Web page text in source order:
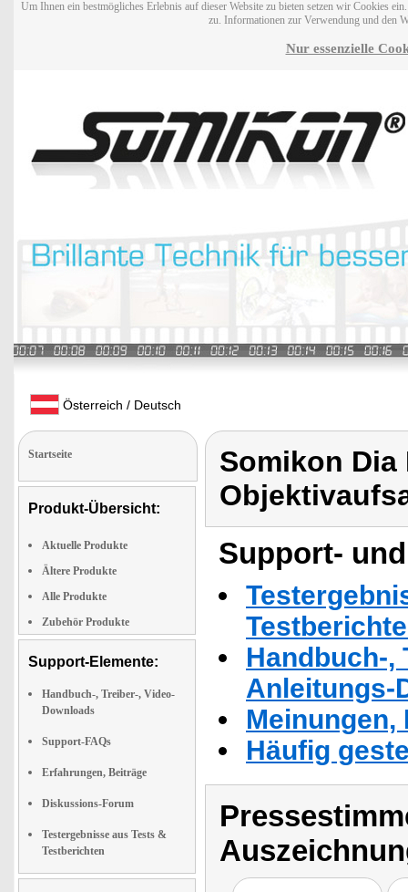
Um Ihnen ein bestmögliches Erlebnis auf dieser Website zu bieten setzen wir Cookies
zu. Informationen zur Verwendung und den
Nur essenzielle
Österreich / Deutsch
Startseite
Produkt-Übersicht:
Aktuelle Produkte
Ältere Produkte
Alle Produkte
Zubehör Produkte
Support-Elemente:
Handbuch-, Treiber-, Video-
Downloads
Support-FAQs
Erfahrungen, Beiträge
Diskussions-Forum
Testergebnisse aus Tests &
Testberichten
Somikon Dia
Support-
Handbuch-,
Anleitungs-
Häufig